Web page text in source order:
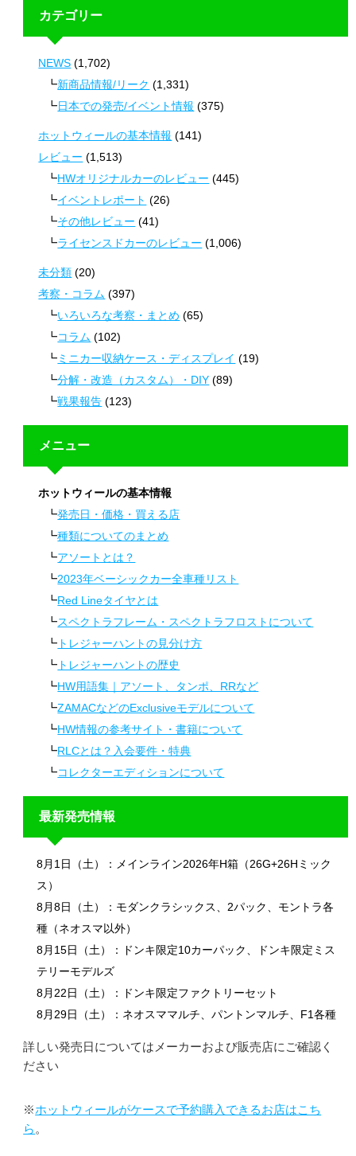
カテゴリー
NEWS (1,702)
新商品情報/リーク (1,331)
日本での発売/イベント情報 (375)
ホットウィールの基本情報 (141)
レビュー (1,513)
HWオリジナルカーのレビュー (445)
イベントレポート (26)
その他レビュー (41)
ライセンスドカーのレビュー (1,006)
未分類 (20)
考察・コラム (397)
いろいろな考察・まとめ (65)
コラム (102)
ミニカー収納ケース・ディスプレイ (19)
分解・改造（カスタム）・DIY (89)
戦果報告 (123)
メニュー
ホットウィールの基本情報
発売日・価格・買える店
種類についてのまとめ
アソートとは？
2023年ベーシックカー全車種リスト
Red Lineタイヤとは
スペクトラフレーム・スペクトラフロストについて
トレジャーハントの見分け方
トレジャーハントの歴史
HW用語集｜アソート、タンポ、RRなど
ZAMACなどのExclusiveモデルについて
HW情報の参考サイト・書籍について
RLCとは？入会要件・特典
コレクターエディションについて
最新発売情報
8月1日（土）：メインライン2026年H箱（26G+26Hミック
ス）
8月8日（土）：モダンクラシックス、2パック、モントラ各
種（ネオスマ以外）
8月15日（土）：ドンキ限定10カーパック、ドンキ限定ミス
テリーモデルズ
8月22日（土）：ドンキ限定ファクトリーセット
8月29日（土）：ネオスママルチ、パントンマルチ、F1各種
詳しい発売日についてはメーカーおよび販売店にご確認く
ださい
※ホットウィールがケースで予約購入できるお店はこち
ら 。